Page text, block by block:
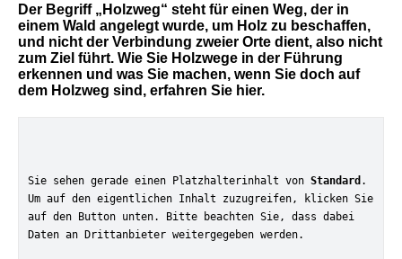
Der Begriff „Holzweg“ steht für einen Weg, der in
einem Wald angelegt wurde, um Holz zu beschaffen,
und nicht der Verbindung zweier Orte dient, also nicht
zum Ziel führt. Wie Sie Holzwege in der Führung
erkennen und was Sie machen, wenn Sie doch auf
dem Holzweg sind, erfahren Sie hier.
Sie sehen gerade einen Platzhalterinhalt von Standard .
Um auf den eigentlichen Inhalt zuzugreifen, klicken Sie
auf den Button unten. Bitte beachten Sie, dass dabei
Daten an Drittanbieter weitergegeben werden.